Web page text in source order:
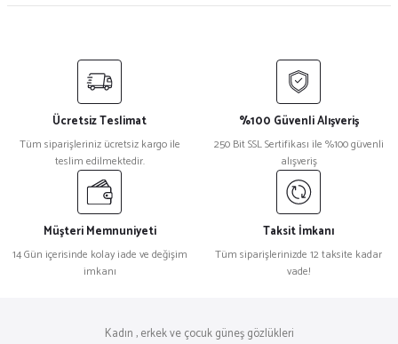
Ücretsiz Teslimat
Tüm siparişleriniz ücretsiz kargo ile
teslim edilmektedir.
%100 Güvenli Alışveriş
250 Bit SSL Sertifikası ile %100 güvenli
alışveriş
Müşteri Memnuniyeti
14 Gün içerisinde kolay iade ve değişim
imkanı
Taksit İmkanı
Tüm siparişlerinizde 12 taksite kadar
vade!
Kadın , erkek ve çocuk güneş gözlükleri